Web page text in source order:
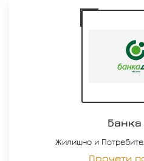
Жилищно и
Прочети